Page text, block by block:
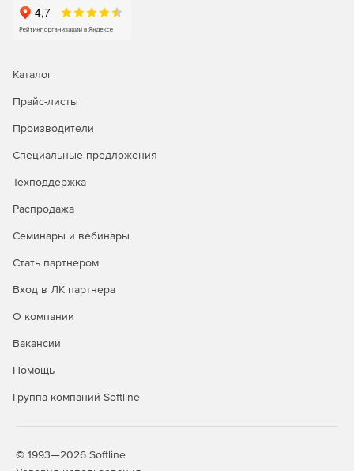
Каталог
Прайс-листы
Производители
Специальные предложения
Техподдержка
Распродажа
Семинары и вебинары
Стать партнером
Вход в ЛК партнера
О компании
Вакансии
Помощь
Группа компаний Softline
© 1993—2026 Softline